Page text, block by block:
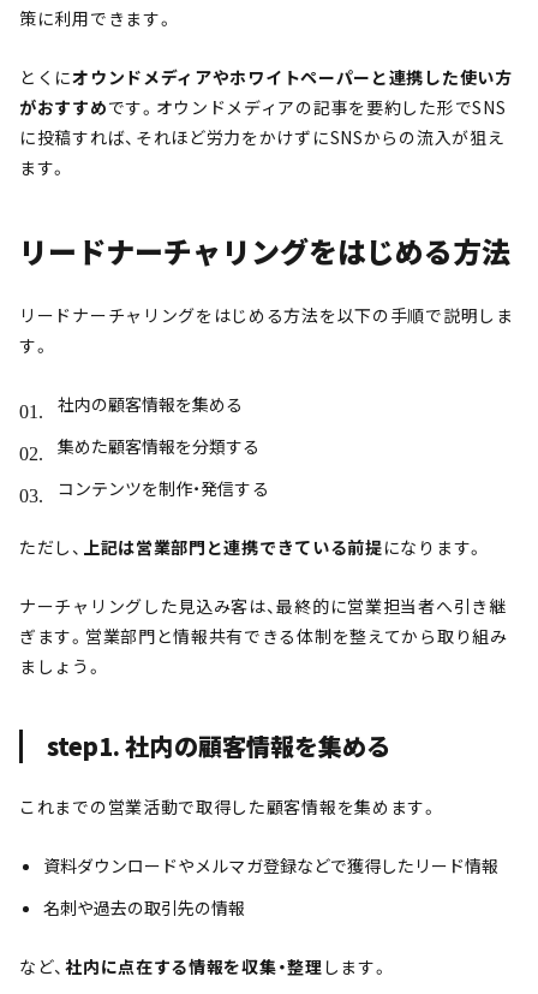
策に利用できます。
とくにオウンドメディアやホワイトペーパーと連携した使い方
がおすすめです。オウンドメディアの記事を要約した形でSNS
に投稿すれば、それほど労力をかけずにSNSからの流入が狙え
ます。
リードナーチャリングをはじめる方法
リードナーチャリングをはじめる方法を以下の手順で説明しま
す。
社内の顧客情報を集める
集めた顧客情報を分類する
コンテンツを制作・発信する
ただし、 上記は営業部門と連携できている前提になります。
ナーチャリングした見込み客は、最終的に営業担当者へ引き継
ぎます。営業部門と情報共有できる体制を整えてから取り組み
ましょう。
step1. 社内の顧客情報を集める
これまでの営業活動で取得した顧客情報を集めます。
資料ダウンロードやメルマガ登録などで獲得したリード情報
名刺や過去の取引先の情報
など、社内に点在する情報を収集・整理 します。